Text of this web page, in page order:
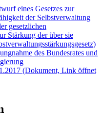
eines Gesetzes zur
der Selbstverwaltung
gesetzlichen
Stärkung der über sie
des Bundesrates und
(Dokument, Link öffnet